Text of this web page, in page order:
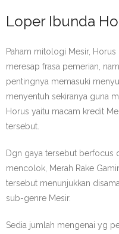
Loper Ibunda
Paham mitologi Mesir,
meresap frasa pemerian,
pentingnya memasuki
menyentuh sekiranya guna
Horus yaitu macam kredit
tersebut.
Dgn gaya tersebut berfocus
mencolok, Merah Rake
tersebut menunjukkan
sub-genre Mesir.
Sedia jumlah mengenai yg